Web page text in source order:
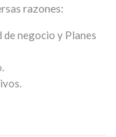
razones:
de negocio y Planes